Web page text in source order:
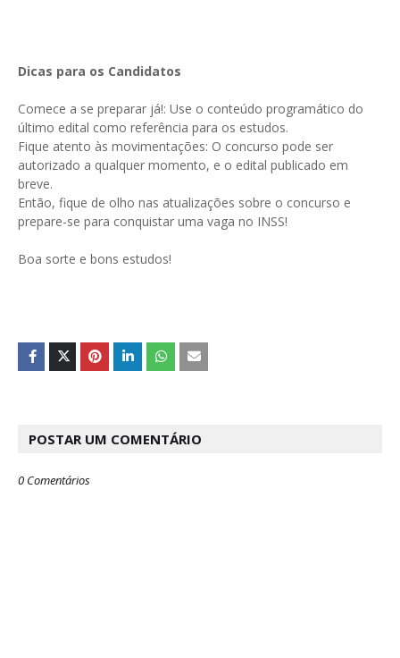
Dicas para os Candidatos
Comece a se preparar já!: Use o conteúdo programático do
último edital como referência para os estudos.
Fique atento às movimentações: O concurso pode ser
autorizado a qualquer momento, e o edital publicado em
breve.
Então, fique de olho nas atualizações sobre o concurso e
prepare-se para conquistar uma vaga no INSS!
Boa sorte e bons estudos!
POSTAR UM COMENTÁRIO
0 Comentários